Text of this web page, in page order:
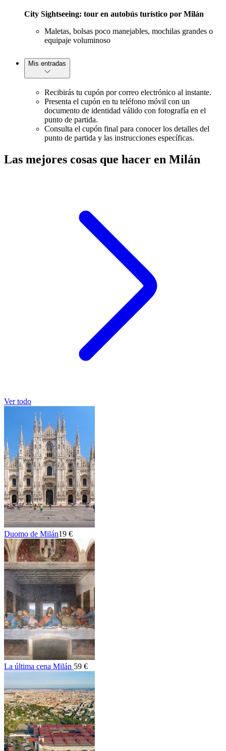
City Sightseeing: tour en autobús turístico por Milán
Maletas, bolsas poco manejables, mochilas grandes o
equipaje voluminoso
Mis entradas
Recibirás tu cupón por correo electrónico al instante.
Presenta el cupón en tu teléfono móvil con un
documento de identidad válido con fotografía en el
punto de partida.
Consulta el cupón final para conocer los detalles del
punto de partida y las instrucciones específicas.
Las mejores cosas que hacer en Milán
Ver todo
Duomo de Milán19 €
La última cena Milán 59 €